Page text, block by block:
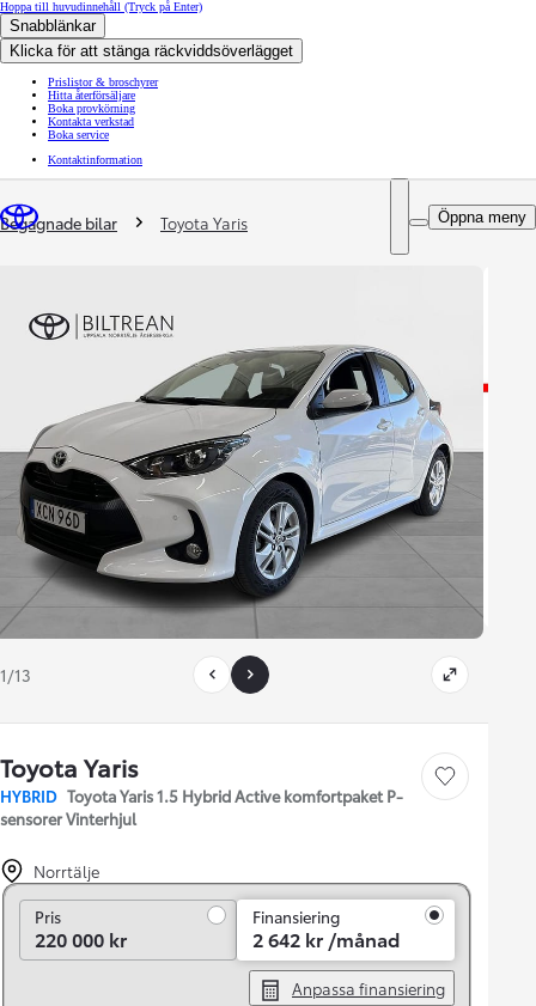
Hoppa till huvudinnehåll (Tryck på Enter)
Snabblänkar
Klicka för att stänga räckviddsöverlägget
Prislistor & broschyrer
Hitta återförsäljare
Boka provkörning
Kontakta verkstad
Boka service
Kontaktinformation
Öppna meny
You are here
Begagnade bilar Toyota Yaris
1/13
Toyota Yaris
HYBRID Toyota Yaris 1.5 Hybrid Active komfortpaket P-
sensorer Vinterhjul
Save car
Norrtälje
PrisPris
220 000 kr
Finansiering
2 642 kr /månad
Anpassa finansiering